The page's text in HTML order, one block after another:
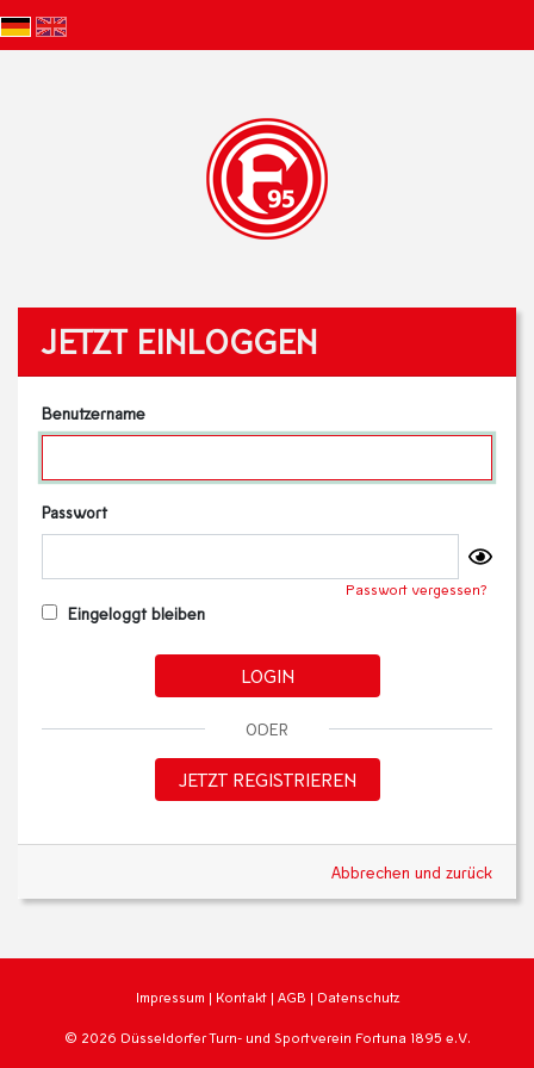
JETZT EINLOGGEN
Benutzername
Passwort
Passwort vergessen?
Eingeloggt bleiben
LOGIN
ODER
JETZT REGISTRIEREN
Abbrechen und zurück
Impressum | Kontakt | AGB | Datenschutz
© 2026 Düsseldorfer Turn- und Sportverein Fortuna 1895 e.V.